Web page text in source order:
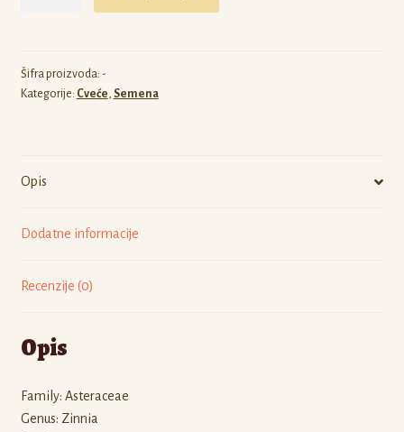
Šifra proizvoda: -
Kategorije: Cveće , Semena
Opis
Dodatne informacije
Recenzije (0)
Opis
Family: Asteraceae
Genus: Zinnia